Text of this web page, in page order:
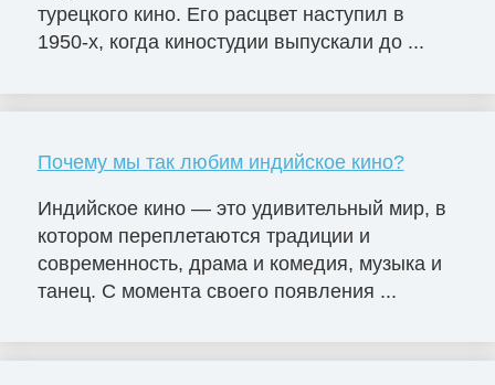
турецкого кино. Его расцвет наступил в
1950-х, когда киностудии выпускали до ...
Почему мы так любим индийское кино?
Индийское кино — это удивительный мир, в
котором переплетаются традиции и
современность, драма и комедия, музыка и
танец. С момента своего появления ...